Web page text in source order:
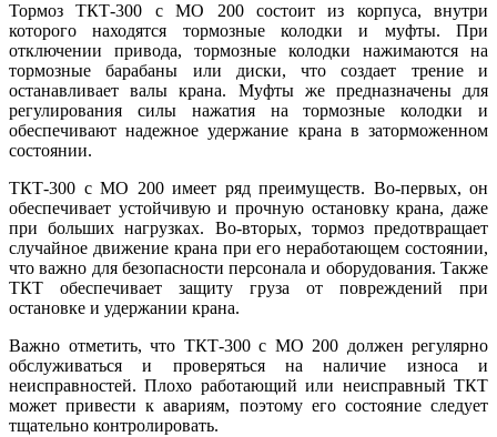
Тормоз ТКТ-300 с МО 200 состоит из корпуса, внутри
которого находятся тормозные колодки и муфты. При
отключении привода, тормозные колодки нажимаются на
тормозные барабаны или диски, что создает трение и
останавливает валы крана. Муфты же предназначены для
регулирования силы нажатия на тормозные колодки и
обеспечивают надежное удержание крана в заторможенном
состоянии.
ТКТ-300 с МО 200 имеет ряд преимуществ. Во-первых, он
обеспечивает устойчивую и прочную остановку крана, даже
при больших нагрузках. Во-вторых, тормоз предотвращает
случайное движение крана при его неработающем состоянии,
что важно для безопасности персонала и оборудования. Также
ТКТ обеспечивает защиту груза от повреждений при
остановке и удержании крана.
Важно отметить, что ТКТ-300 с МО 200 должен регулярно
обслуживаться и проверяться на наличие износа и
неисправностей. Плохо работающий или неисправный ТКТ
может привести к авариям, поэтому его состояние следует
тщательно контролировать.